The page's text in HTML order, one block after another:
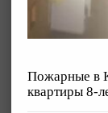
Пожарные в
квартиры 8-